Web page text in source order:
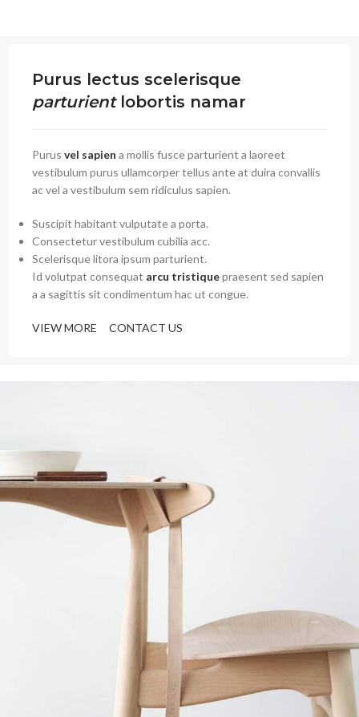
Purus lectus scelerisque
parturientlobortis namar
Purus vel sapien a mollis fusce parturient a laoreet
vestibulum purus ullamcorper tellus ante at duira convallis
ac vel a vestibulum sem ridiculus sapien.
Suscipit habitant vulputate a porta.
Consectetur vestibulum cubilia acc.
Scelerisque litora ipsum parturient.
Id volutpat consequat arcu tristiquepraesent sed sapien
a a sagittis sit condimentum hac ut congue.
VIEW MORE CONTACT US